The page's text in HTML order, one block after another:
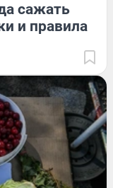
сажать
и правила